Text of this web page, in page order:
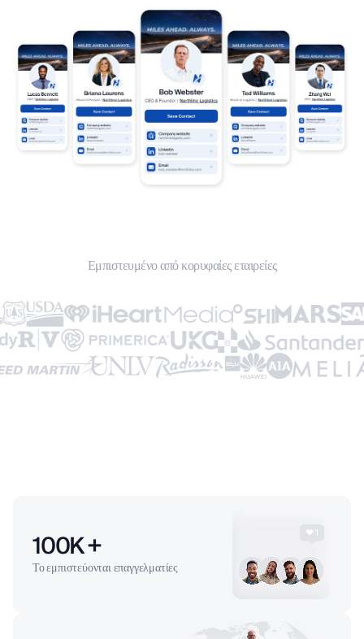
Εμπιστευμένο από κορυφαίες εταιρείες
100K +
Το εμπιστεύονται επαγγελματίες